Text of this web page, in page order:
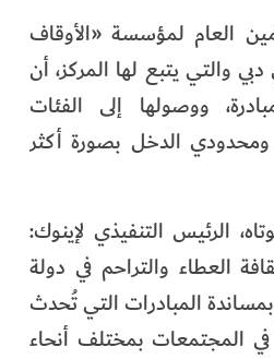
العام لمؤسسة «الأوقاف
والتي يتبع لها المركز، أن
ووصولها إلى الفئات
الدخل بصورة أكثر
الرئيس التنفيذي لإينوك:
العطاء والتراحم في دولة
بمساندة المبادرات التي تُحدث
المجتمعات بمختلف أنحاء